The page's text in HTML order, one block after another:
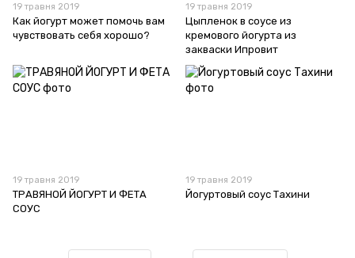
19 травня 2019
Как йогурт может помочь вам
чувствовать себя хорошо?
19 травня 2019
Цыпленок в соусе из
кремового йогурта из
закваски Ипровит
19 травня 2019
ТРАВЯНОЙ ЙОГУРТ И ФЕТА
СОУС
19 травня 2019
Йогуртовый соус Тахини